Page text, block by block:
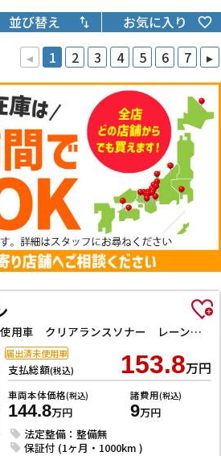
並び替え お気に入り
◂ 1 2 3 4 5 6 7 ▸
ハイブリッドL 届出済未使用車 クリアランスソナー レーンアシスト 衝突被害軽減システム オートライト LEDヘッドランプ スマートキー アイドリングストップ 電動格納ミラー シートヒーター ベンチシート CVT
支払総額(税込) 153.8万円
車両本体価格(税込)
144.8万円
諸費用(税込)
9万円
法定整備：整備無
保証付 (1ヶ月・1000km )
届出済未使用車